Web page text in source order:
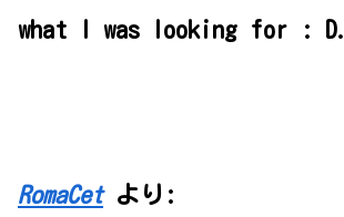
what I was looking for : D.
RomaCet より: